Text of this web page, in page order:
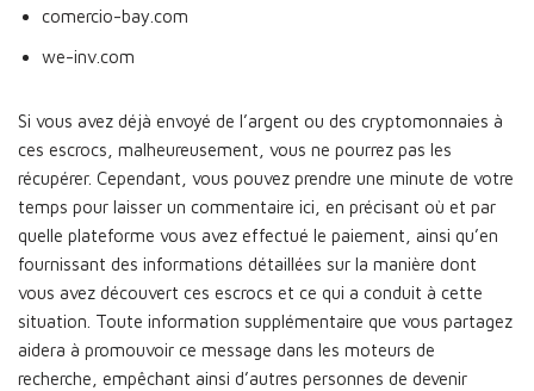
comercio-bay.com
we-inv.com
Si vous avez déjà envoyé de l’argent ou des cryptomonnaies à
ces escrocs, malheureusement, vous ne pourrez pas les
récupérer. Cependant, vous pouvez prendre une minute de votre
temps pour laisser un commentaire ici, en précisant où et par
quelle plateforme vous avez effectué le paiement, ainsi qu’en
fournissant des informations détaillées sur la manière dont
vous avez découvert ces escrocs et ce qui a conduit à cette
situation. Toute information supplémentaire que vous partagez
aidera à promouvoir ce message dans les moteurs de
recherche, empêchant ainsi d’autres personnes de devenir